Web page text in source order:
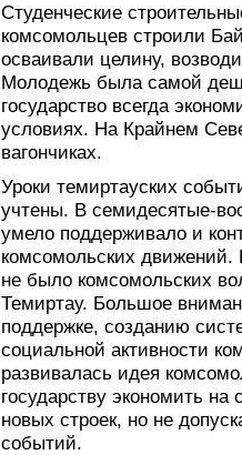
Студенческие
комсомольцев строили
осваивали целину,
Молодежь была самой
государство всегда
условиях. На Крайнем
вагончиках.
Уроки темиртауских
учтены. В семидесятые-
умело поддерживало и
комсомольских
не было комсомольских
Темиртау. Большое
поддержке, созданию
социальной активности
развивалась идея
государству экономить
новых строек, но не
событий.